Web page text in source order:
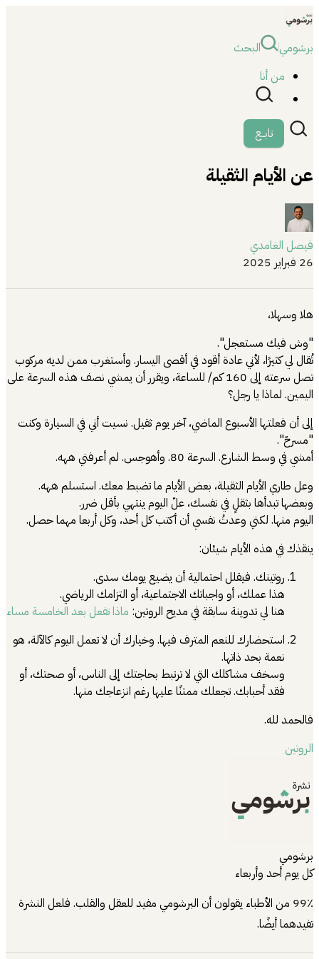
برشومي
البحث
من أنا
تابــع
عن الأيام الثقيلة
فيصل الغامدي
26 فبراير 2025
هلا وسهلا،
"وش فيك مستعجل".
تُقال لي كثيرًا، لأني عادة أقود في أقصى اليسار. وأستغرب ممن لديه مركوب
تصل سرعته إلى 160 كم/ للساعة، ويقرر أن يمشي نصف هذه السرعة على
اليمين. لماذا يا رجل؟
إلى أن فعلتها الأسبوع الماضي، آخر يوم ثقيل. نسيت أني في السيارة وكنت
"مسرحّ".
أمشي في وسط الشارع. السرعة 80. وأهوجس. لم أعرفني ههه.
وعل طاري الأيام الثقيلة، بعض الأيام ما تضبط معك. استسلم ههه.
وبعضها تبدأها بثقلٍ في نفسك، علّ اليوم ينتهي بأقل ضرر.
اليوم منها. لكني وعدتُ نفسي أن أكتب كل أحد، وكل أربعا مهما حصل.
ينقذك في هذه الأيام شيئان:
روتينك. فيقلل احتمالية أن يضيع يومك سدى.
هذا عملك، أو واجباتك الاجتماعية، أو التزامك الرياضي.
هنا لي تدوينة سابقة في مديح الروتين: ماذا تفعل بعد الخامسة مساء
استحضارك للنعم المترف فيها. وخيارك أن لا تعمل اليوم كالآلة، هو
نعمة بحد ذاتها.
وسخف مشاكلك التي لا ترتبط بحاجتك إلى الناس، أو صحتك، أو
فقد أحبابك. تجعلك ممتنًا عليها رغم انزعاجك منها.
فالحمد لله.
الروتين
برشومي
كل يوم أحد وأربعاء
99٪ من الأطباء يقولون أن البرشومي مفيد للعقل والقلب. فلعل النشرة
تفيدهما أيضًا.